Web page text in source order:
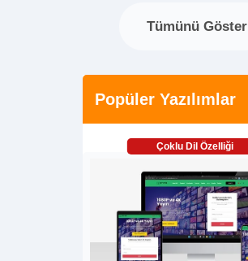
Tümünü Göster
Popüler Yazılımlar
Çoklu Dil Özelliği